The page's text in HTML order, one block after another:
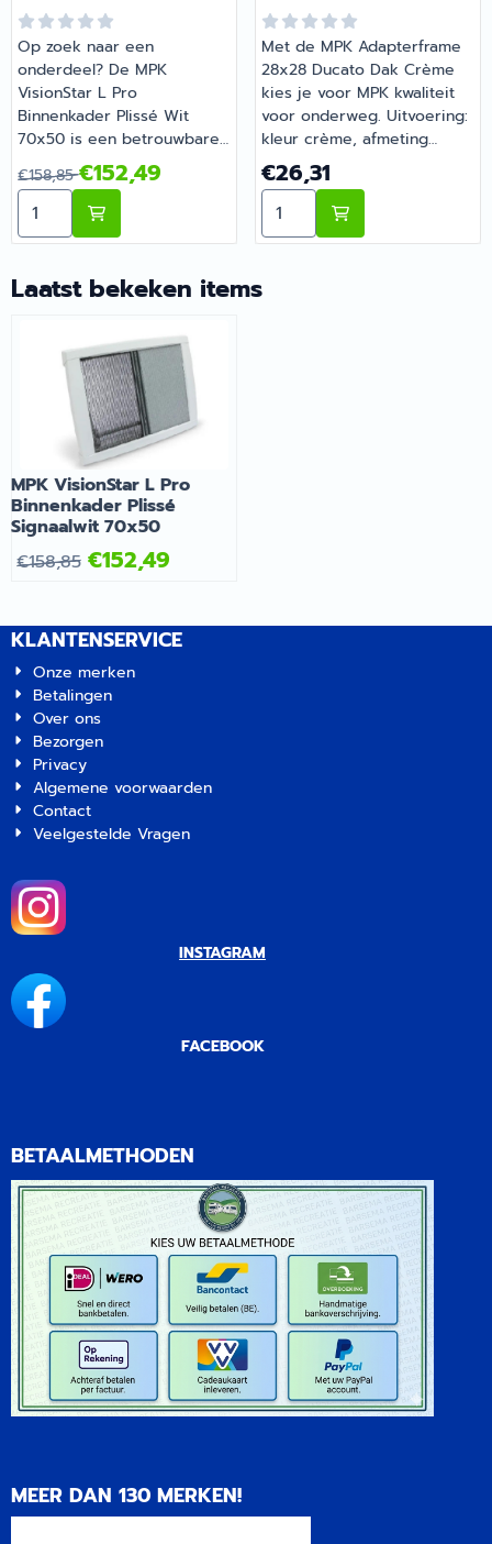
Op zoek naar een
onderdeel? De MPK
VisionStar L Pro
Binnenkader Plissé Wit
70x50 is een betrouwbare
keuze. Uitvoering: kleur wit,
afmeting 70x50. Zo blijft je
camper of caravan goed
onderhouden en compleet.
eenvoudig online bij
Barsema Recreatie, jouw
Van 158,85 voor 152,49
€158,85€152,49
Aantal kiezen voor MPK VisionStar L Pro Binnenkader
Met de MPK Adapterframe
28x28 Ducato Dak Crème
kies je voor MPK kwaliteit
voor onderweg. Uitvoering:
kleur crème, afmeting
28x28. Gemaakt voor
dagelijks gebruik tijdens je
vakanties en weekendtrips.
Barsema Recreatie levert
deskundig advies.
Prijs: 26,31
€26,31
Aantal kiezen voor MPK
Laatst bekeken items
MPK VisionStar L Pro
Binnenkader Plissé
Signaalwit 70x50
€158,85 €152,49
KLANTENSERVICE
Onze merken
Betalingen
Over ons
Bezorgen
Privacy
Algemene voorwaarden
Contact
Veelgestelde Vragen
INSTAGRAM
FACEBOOK
BETAALMETHODEN
MEER DAN 130 MERKEN!